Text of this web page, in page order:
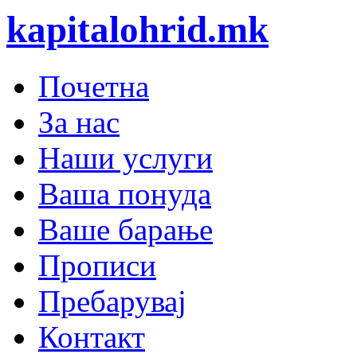
kapitalohrid.mk
Почетна
За нас
Наши услуги
Ваша понуда
Ваше барање
Прописи
Пребарувај
Контакт